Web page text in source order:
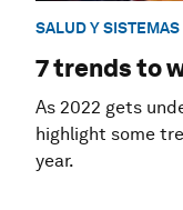
SALUD Y
7 trends to
As 2022 gets
highlight some
year.